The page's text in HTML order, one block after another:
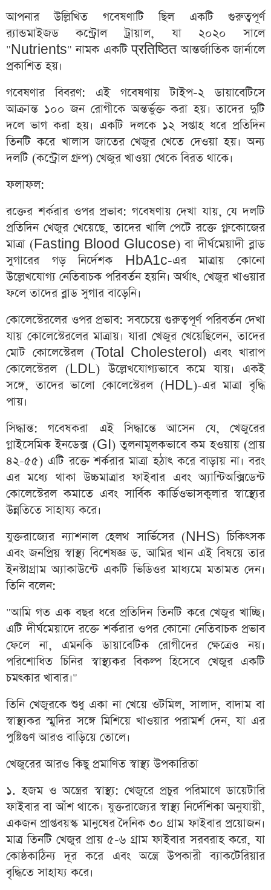
আপনার উল্লিখিত গবেষণাটি ছিল একটি গুরুত্বপূর্ণ
র‍্যান্ডমাইজড কন্ট্রোল ট্রায়াল, যা ২০২০ সালে
"Nutrients" নামক একটি प्रतिष्ठित আন্তর্জাতিক জার্নালে
প্রকাশিত হয়।
গবেষণার বিবরণ: এই গবেষণায় টাইপ-২ ডায়াবেটিসে
আক্রান্ত ১০০ জন রোগীকে অন্তর্ভুক্ত করা হয়। তাদের দুটি
দলে ভাগ করা হয়। একটি দলকে ১২ সপ্তাহ ধরে প্রতিদিন
তিনটি করে খালাস জাতের খেজুর খেতে দেওয়া হয়। অন্য
দলটি (কন্ট্রোল গ্রুপ) খেজুর খাওয়া থেকে বিরত থাকে।
ফলাফল:
রক্তের শর্করার ওপর প্রভাব: গবেষণায় দেখা যায়, যে দলটি
প্রতিদিন খেজুর খেয়েছে, তাদের খালি পেটে রক্তে গ্লুকোজের
মাত্রা (Fasting Blood Glucose) বা দীর্ঘমেয়াদী ব্লাড
সুগারের গড় নির্দেশক HbA1c-এর মাত্রায় কোনো
উল্লেখযোগ্য নেতিবাচক পরিবর্তন হয়নি। অর্থাৎ, খেজুর খাওয়ার
ফলে তাদের ব্লাড সুগার বাড়েনি।
কোলেস্টেরলের ওপর প্রভাব: সবচেয়ে গুরুত্বপূর্ণ পরিবর্তন দেখা
যায় কোলেস্টেরলের মাত্রায়। যারা খেজুর খেয়েছিলেন, তাদের
মোট কোলেস্টেরল (Total Cholesterol) এবং খারাপ
কোলেস্টেরল (LDL) উল্লেখযোগ্যভাবে কমে যায়। একই
সঙ্গে, তাদের ভালো কোলেস্টেরল (HDL)-এর মাত্রা বৃদ্ধি
পায়।
সিদ্ধান্ত: গবেষকরা এই সিদ্ধান্তে আসেন যে, খেজুরের
গ্লাইসেমিক ইনডেক্স (GI) তুলনামূলকভাবে কম হওয়ায় (প্রায়
৪২-৫৫) এটি রক্তে শর্করার মাত্রা হঠাৎ করে বাড়ায় না। বরং
এর মধ্যে থাকা উচ্চমাত্রার ফাইবার এবং অ্যান্টিঅক্সিডেন্ট
কোলেস্টেরল কমাতে এবং সার্বিক কার্ডিওভাসকুলার স্বাস্থ্যের
উন্নতিতে সাহায্য করে।
যুক্তরাজ্যের ন্যাশনাল হেলথ সার্ভিসের (NHS) চিকিৎসক
এবং জনপ্রিয় স্বাস্থ্য বিশেষজ্ঞ ড. আমির খান এই বিষয়ে তার
ইনস্টাগ্রাম অ্যাকাউন্টে একটি ভিডিওর মাধ্যমে মতামত দেন।
তিনি বলেন:
"আমি গত এক বছর ধরে প্রতিদিন তিনটি করে খেজুর খাচ্ছি।
এটি দীর্ঘমেয়াদে রক্তে শর্করার ওপর কোনো নেতিবাচক প্রভাব
ফেলে না, এমনকি ডায়াবেটিক রোগীদের ক্ষেত্রেও নয়।
পরিশোধিত চিনির স্বাস্থ্যকর বিকল্প হিসেবে খেজুর একটি
চমৎকার খাবার।"
তিনি খেজুরকে শুধু একা না খেয়ে ওটমিল, সালাদ, বাদাম বা
স্বাস্থ্যকর স্মুদির সঙ্গে মিশিয়ে খাওয়ার পরামর্শ দেন, যা এর
পুষ্টিগুণ আরও বাড়িয়ে তোলে।
খেজুরের আরও কিছু প্রমাণিত স্বাস্থ্য উপকারিতা
১. হজম ও অন্ত্রের স্বাস্থ্য: খেজুরে প্রচুর পরিমাণে ডায়েটারি
ফাইবার বা আঁশ থাকে। যুক্তরাজ্যের স্বাস্থ্য নির্দেশিকা অনুযায়ী,
একজন প্রাপ্তবয়স্ক মানুষের দৈনিক ৩০ গ্রাম ফাইবার প্রয়োজন।
মাত্র তিনটি খেজুর প্রায় ৫-৬ গ্রাম ফাইবার সরবরাহ করে, যা
কোষ্ঠকাঠিন্য দূর করে এবং অন্ত্রে উপকারী ব্যাকটেরিয়ার
বৃদ্ধিতে সাহায্য করে।